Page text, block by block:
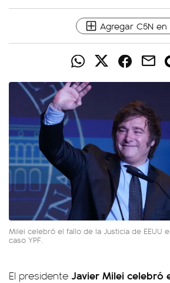
Agregar C5N en
Milei celebró el fallo de la Justicia de EEUU
caso YPF.
El presidente Javier Milei celebró